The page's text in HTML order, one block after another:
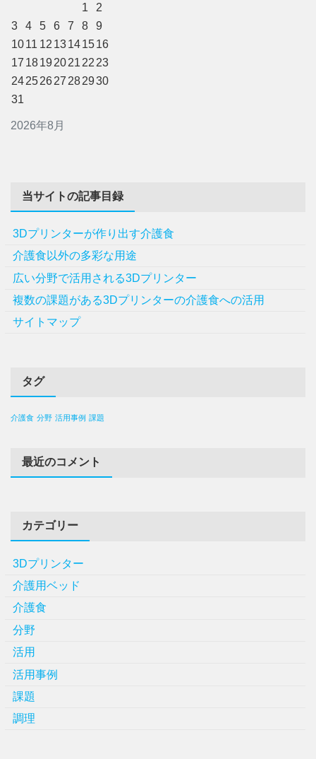
2026年8月
1
2
3
4 5 6 7 8
9
1011 12 13141516
17 18192021 22 23
24252627 282930
31
当サイトの記事目録
3Dプリンターが作り出す介護食
介護食以外の多彩な用途
広い分野で活用される3Dプリンター
複数の課題がある3Dプリンターの介護食への活用
サイトマップ
タグ
介護食 分野 活用事例 課題
最近のコメント
カテゴリー
3Dプリンター
介護用ベッド
介護食
分野
活用
活用事例
課題
調理